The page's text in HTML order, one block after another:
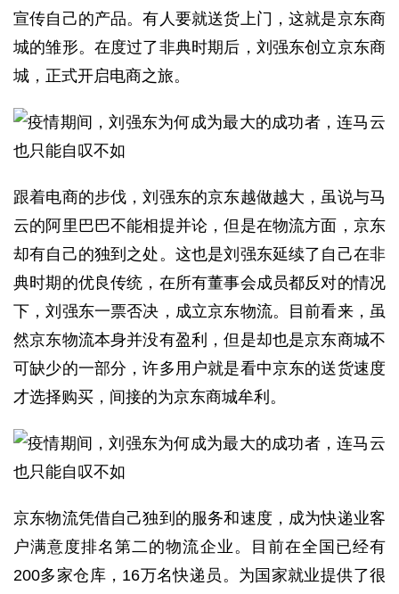
宣传自己的产品。有人要就送货上门，这就是京东商
城的雏形。在度过了非典时期后，刘强东创立京东商
城，正式开启电商之旅。
跟着电商的步伐，刘强东的京东越做越大，虽说与马
云的阿里巴巴不能相提并论，但是在物流方面，京东
却有自己的独到之处。这也是刘强东延续了自己在非
典时期的优良传统，在所有董事会成员都反对的情况
下，刘强东一票否决，成立京东物流。目前看来，虽
然京东物流本身并没有盈利，但是却也是京东商城不
可缺少的一部分，许多用户就是看中京东的送货速度
才选择购买，间接的为京东商城牟利。
京东物流凭借自己独到的服务和速度，成为快递业客
户满意度排名第二的物流企业。目前在全国已经有
200多家仓库，16万名快递员。为国家就业提供了很